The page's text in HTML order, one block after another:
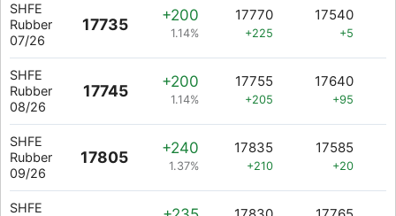
SHFE
Rubber
07/26
17735
+200
1.14%
17770
+225
17540
+5
SHFE
Rubber
08/26
17745
+200
1.14%
17755
+205
17640
+95
SHFE
Rubber
09/26
17805
+240
1.37%
17835
+210
17585
+20
SHFE